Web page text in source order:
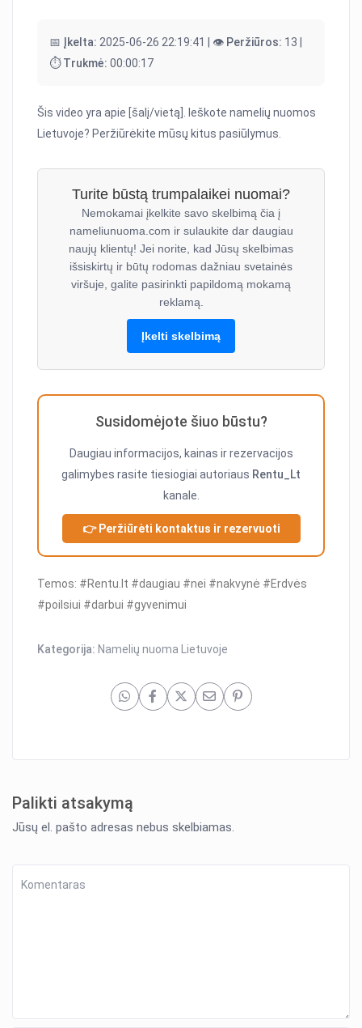
📅 Įkelta: 2025-06-26 22:19:41 | 👁️ Peržiūros: 13 |
⏱️ Trukmė: 00:00:17
Šis video yra apie [šalį/vietą]. Ieškote namelių nuomos
Lietuvoje? Peržiūrėkite mūsų kitus pasiūlymus.
Turite būstą trumpalaikei nuomai?
Nemokamai įkelkite savo skelbimą čia į
nameliunuoma.com ir sulaukite dar daugiau
naujų klientų! Jei norite, kad Jūsų skelbimas
išsiskirtų ir būtų rodomas dažniau svetainės
viršuje, galite pasirinkti papildomą mokamą
reklamą.
Įkelti skelbimą
Susidomėjote šiuo būstu?
Daugiau informacijos, kainas ir rezervacijos
galimybes rasite tiesiogiai autoriaus Rentu_Lt
kanale.
👉 Peržiūrėti kontaktus ir rezervuoti
Temos: #Rentu.lt #daugiau #nei #nakvynė #Erdvės
#poilsiui #darbui #gyvenimui
Kategorija: Namelių nuoma Lietuvoje
Palikti atsakymą
Jūsų el. pašto adresas nebus skelbiamas.